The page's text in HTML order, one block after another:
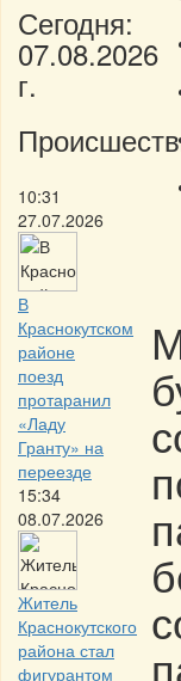
Сегодня:
07.08.2026
г.
10:31
27.07.2026
В
Краснокутском
районе
поезд
протаранил
«Ладу
Гранту» на
переезде
15:34
08.07.2026
Житель
Краснокутского
района стал
фигурантом